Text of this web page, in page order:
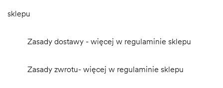
sklepu
Zasady dostawy - więcej w regulaminie sklepu
Zasady zwrotu- więcej w regulaminie sklepu